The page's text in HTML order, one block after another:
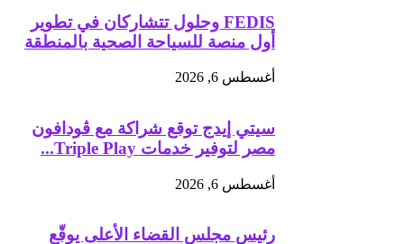
FEDIS وحلول تتشاركان في تطوير
أول منصة للسياحة الصحية بالمنطقة
أغسطس 6, 2026
سيتي إيدج توقع شراكة مع ڤودافون
مصر لتوفير خدمات Triple Play...
أغسطس 6, 2026
رئيس مجلس القضاء الأعلى يوقّع